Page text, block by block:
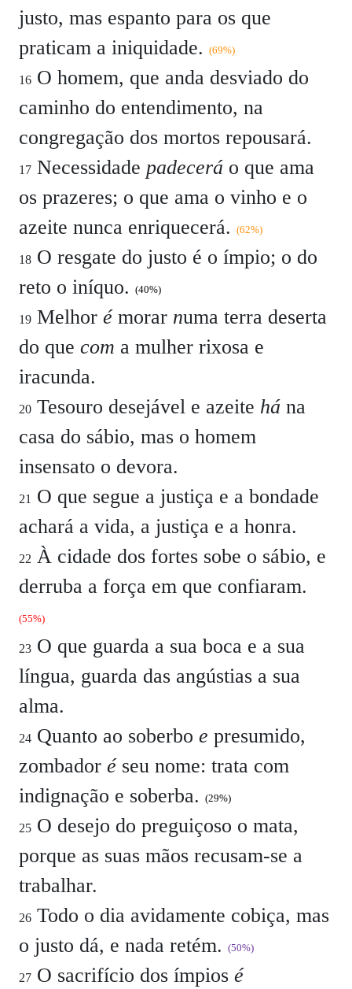
justo, mas espanto para os que
praticam a iniquidade. (69%)
16 O homem, que anda desviado do
caminho do entendimento, na
congregação dos mortos repousará.
17 Necessidade padecerá o que ama
os prazeres; o que ama o vinho e o
azeite nunca enriquecerá. (62%)
18 O resgate do justo é o ímpio; o do
reto o iníquo. (40%)
19 Melhor émorar numa terra deserta
do que com a mulher rixosa e
iracunda.
20 Tesouro desejável e azeite há na
casa do sábio, mas o homem
insensato o devora.
21
O que segue a justiça e a bondade
achará a vida, a justiça e a honra.
22 À cidade dos fortes sobe o sábio, e
derruba a força em que confiaram.
(55%)
23 O que guarda a sua boca e a sua
língua, guarda das angústias a sua
alma.
24 Quanto ao soberbo e presumido,
zombador éseu nome: trata com
indignação e soberba. (29%)
25 O desejo do preguiçoso o mata,
porque as suas mãos recusam-se a
trabalhar.
26 Todo o dia avidamente cobiça, mas
o justo dá, e nada retém. (50%)
27 O sacrifício dos ímpios é